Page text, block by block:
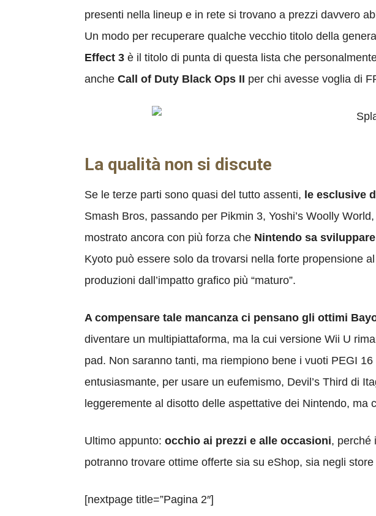
presenti nella lineup e in rete si trovano a prezzi davvero
Un modo per recuperare qualche vecchio titolo della
Effect 3 è il titolo di punta di questa lista che
anche Call of Duty Black Ops II per chi avesse voglia di
La qualità non si discute
Se le terze parti sono quasi del tutto assenti, le esclusive
Smash Bros, passando per Pikmin 3, Yoshi’s Woolly
mostrato ancora con più forza che Nintendo sa
Kyoto può essere solo da trovarsi nella forte propensione
produzioni dall’impatto grafico più “maturo”.
A compensare tale mancanza ci pensano gli ottimi
diventare un multipiattaforma, ma la cui versione Wii U
pad. Non saranno tanti, ma riempiono bene i vuoti PEGI
entusiasmante, per usare un eufemismo, Devil’s Third di
leggeremente al disotto delle aspettative dei Nintendo, ma
Ultimo appunto: occhio ai prezzi e alle occasioni, perché
potranno trovare ottime offerte sia su eShop, sia negli
[nextpage title=”Pagina 2″]